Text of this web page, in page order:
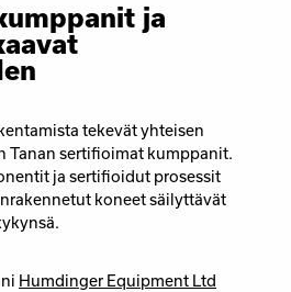
ja
tekevät yhteisen
Tanan sertifioimat kumppanit.
ja sertifioidut prosessit
koneet säilyttävät
Humdinger Equipment Ltd